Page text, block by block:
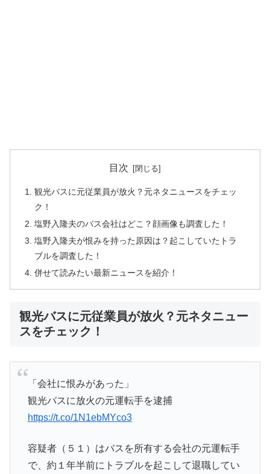
目次
観光バスに元従業員が放火？元ネタニュースをチェッ
ク！
塩野入隆夫のバス会社はどこ？顔画像も調査した！
塩野入隆夫が恨みを持った原因は？起こしていたトラ
ブルを調査した！
併せて読みたい最新ニュースを紹介！
観光バスに元従業員が放火？元ネタニュー
スをチェック！
「会社に恨みがあった」
観光バスに放火の元運転手を逮捕
https://t.co/1N1ebMYco3
容疑者（５１）はバスを所有する会社の元運転手
で、約１年半前にトラブルを起こして退職してい